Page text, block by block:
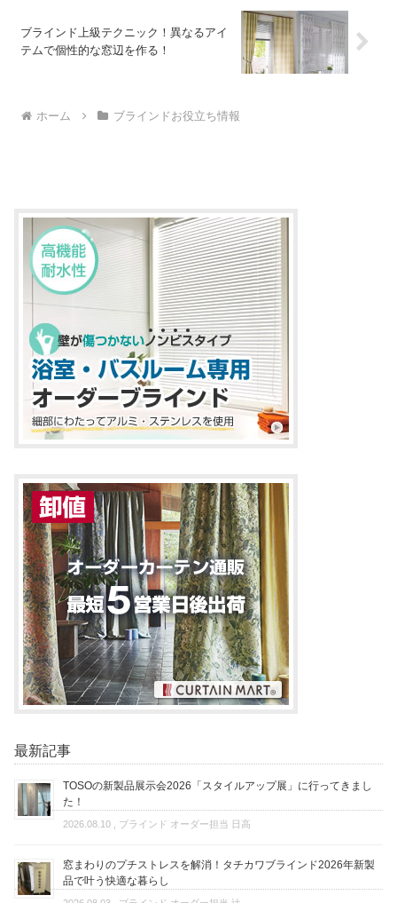
ブラインド上級テクニック！異なるアイ
テムで個性的な窓辺を作る！
ホーム ブラインドお役立ち情報
最新記事
TOSOの新製品展示会2026「スタイルアップ展」に行ってきまし
た！
2026.08.10 , ブラインド オーダー担当 日高
窓まわりのプチストレスを解消！タチカワブラインド2026年新製
品で叶う快適な暮らし